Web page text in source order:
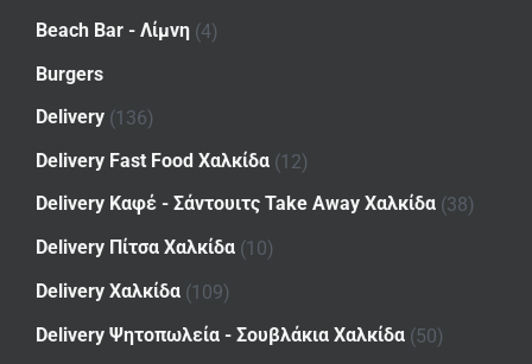
Beach Bar - Λίμνη (4)
Burgers
Delivery (136)
Delivery Fast Food Χαλκίδα (12)
Delivery Καφέ - Σάντουιτς Take Away Χαλκίδα (38)
Delivery Πίτσα Χαλκίδα (10)
Delivery Χαλκίδα (109)
Delivery Ψητοπωλεία - Σουβλάκια Χαλκίδα (50)